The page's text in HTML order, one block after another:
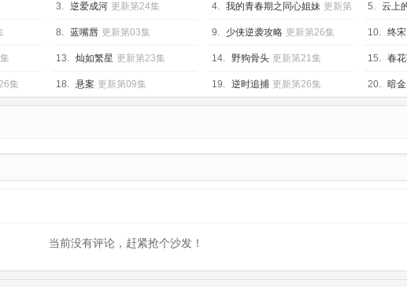
3. 逆爱成河 更新第24集 4. 我的青春期之同心姐妹 更新第
10集
5. 云上
集
8. 蓝嘴唇 更新第03集 9. 少侠逆袭攻略 更新第26集 10. 终宋
13. 灿如繁星 更新第23集 14. 野狗骨头 更新第21集 15. 春
集 18. 悬案 更新第09集 19. 逆时追捕 更新第26集 20. 暗金
当前没有评论，赶紧抢个沙发！